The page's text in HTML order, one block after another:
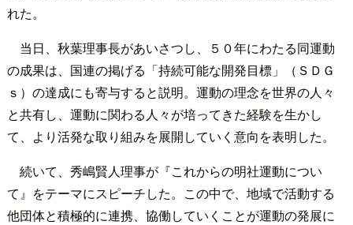
れた。
当日、秋葉理事長があいさつし、５０年にわたる同運動
の成果は、国連の掲げる「持続可能な開発目標」（ＳＤＧ
ｓ）の達成にも寄与すると説明。運動の理念を世界の人々
と共有し、運動に関わる人々が培ってきた経験を生かし
て、より活発な取り組みを展開していく意向を表明した。
続いて、秀嶋賢人理事が『これからの明社運動につい
て』をテーマにスピーチした。この中で、地域で活動する
他団体と積極的に連携、協働していくことが運動の発展に